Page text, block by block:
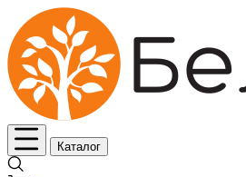
Каталог